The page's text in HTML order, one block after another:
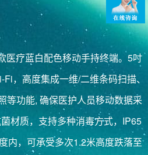
医疗蓝白配色移动手持终端。5吋
，高度集成一维/二维条码扫描、
等功能, 确保医护人员移动数据采
材质，支持多种消毒方式，IP65
内，可承受多次1.2米高度跌落至